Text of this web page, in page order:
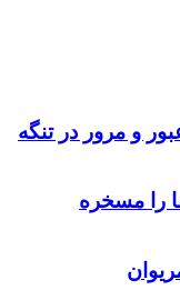
و مرور در تنگه
را مسخره